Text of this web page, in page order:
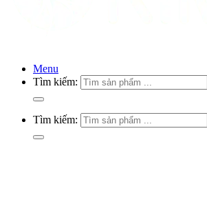
Menu
Tìm kiếm:
Tìm kiếm: